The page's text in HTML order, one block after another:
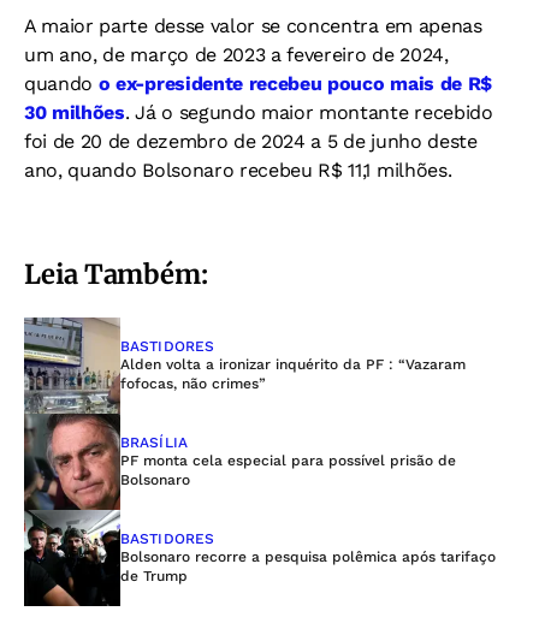
A maior parte desse valor se concentra em apenas
um ano, de março de 2023 a fevereiro de 2024,
quando o ex-presidente recebeu pouco mais de R$
30 milhões. Já o segundo maior montante recebido
foi de 20 de dezembro de 2024 a 5 de junho deste
ano, quando Bolsonaro recebeu R$ 11,1 milhões.
Leia Também:
BASTIDORES
Alden volta a ironizar inquérito da PF : “Vazaram
fofocas, não crimes”
BRASÍLIA
PF monta cela especial para possível prisão de
Bolsonaro
BASTIDORES
Bolsonaro recorre a pesquisa polêmica após tarifaço
de Trump